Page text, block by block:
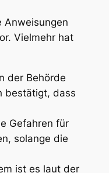
Anweisungen
Vielmehr hat
der Behörde
bestätigt, dass
Gefahren für
solange die
ist es laut der